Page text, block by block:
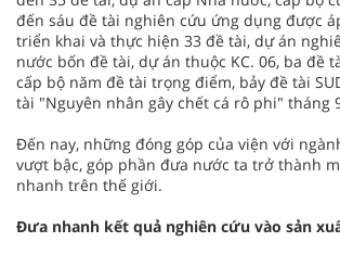
đến sáu đề tài nghiên cứu ứng dụng được
triển khai và thực hiện 33 đề tài, dự án
nước bốn đề tài, dự án thuộc KC. 06, ba đề
cấp bộ năm đề tài trọng điểm, bảy đề tài
tài "Nguyên nhân gây chết cá rô phi" tháng
Ðến nay, những đóng góp của viện với
vượt bậc, góp phần đưa nước ta trở thành
nhanh trên thế giới.
Ðưa nhanh kết quả nghiên cứu vào sản